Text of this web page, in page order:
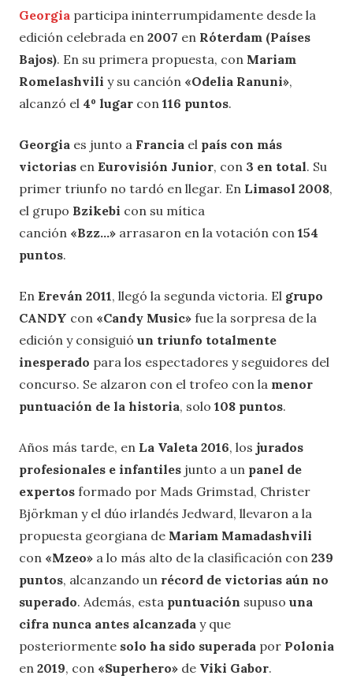
Georgia participa ininterrumpidamente desde la
edición celebrada en 2007 en Róterdam (Países
Bajos). En su primera propuesta, con Mariam
Romelashvili y su canción «Odelia Ranuni»,
alcanzó el 4º lugar con 116 puntos.
Georgia es junto a Francia el país con más
victorias en Eurovisión Junior, con 3 en total. Su
primer triunfo no tardó en llegar. En Limasol 2008,
el grupo Bzikebi con su mítica
canción «Bzz…» arrasaron en la votación con 154
puntos.
En Ereván 2011, llegó la segunda victoria. El grupo
CANDY con «Candy Music» fue la sorpresa de la
edición y consiguió un triunfo totalmente
inesperado para los espectadores y seguidores del
concurso. Se alzaron con el trofeo con la menor
puntuación de la historia, solo 108 puntos.
Años más tarde, en La Valeta 2016, los jurados
profesionales e infantiles junto a un panel de
expertos formado por Mads Grimstad, Christer
Björkman y el dúo irlandés Jedward, llevaron a la
propuesta georgiana de Mariam Mamadashvili
con «Mzeo» a lo más alto de la clasificación con 239
puntos, alcanzando un récord de victorias aún no
superado. Además, esta puntuación supuso una
cifra nunca antes alcanzada y que
posteriormente solo ha sido superada por Polonia
en 2019, con «Superhero» de Viki Gabor.